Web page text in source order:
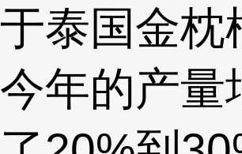
于泰国金枕
今年的产量